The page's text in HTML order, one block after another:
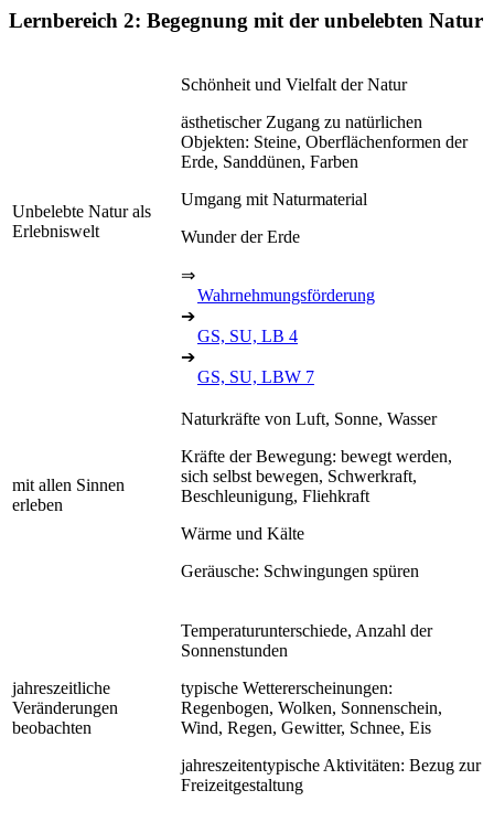
Lernbereich 2: Begegnung mit der unbelebten Natur
Unbelebte Natur als
Erlebniswelt
Schönheit und Vielfalt der Natur
ästhetischer Zugang zu natürlichen
Objekten: Steine, Oberflächenformen der
Erde, Sanddünen, Farben
Umgang mit Naturmaterial
Wunder der Erde
⇒
Wahrnehmungsförderung
➔
GS, SU, LB 4
➔
GS, SU, LBW 7
mit allen Sinnen
erleben
Naturkräfte von Luft, Sonne, Wasser
Kräfte der Bewegung: bewegt werden,
sich selbst bewegen, Schwerkraft,
Beschleunigung, Fliehkraft
Wärme und Kälte
Geräusche: Schwingungen spüren
jahreszeitliche
Veränderungen
beobachten
Temperaturunterschiede, Anzahl der
Sonnenstunden
typische Wettererscheinungen:
Regenbogen, Wolken, Sonnenschein,
Wind, Regen, Gewitter, Schnee, Eis
jahreszeitentypische Aktivitäten: Bezug zur
Freizeitgestaltung